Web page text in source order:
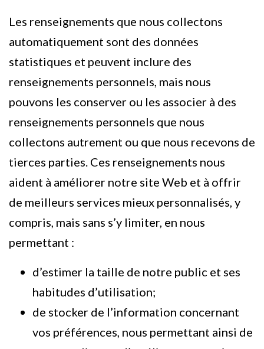
Les renseignements que nous collectons
automatiquement sont des données
statistiques et peuvent inclure des
renseignements personnels, mais nous
pouvons les conserver ou les associer à des
renseignements personnels que nous
collectons autrement ou que nous recevons de
tierces parties. Ces renseignements nous
aident à améliorer notre site Web et à offrir
de meilleurs services mieux personnalisés, y
compris, mais sans s’y limiter, en nous
permettant :
d’estimer la taille de notre public et ses
habitudes d’utilisation;
de stocker de l’information concernant
vos préférences, nous permettant ainsi de